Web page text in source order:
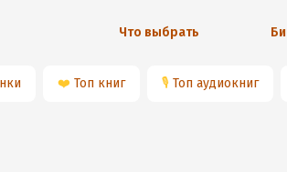
Что выбрать
❤️ Топ книг 🎙 Топ аудиокниг